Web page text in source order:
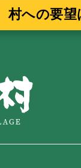
村への要望